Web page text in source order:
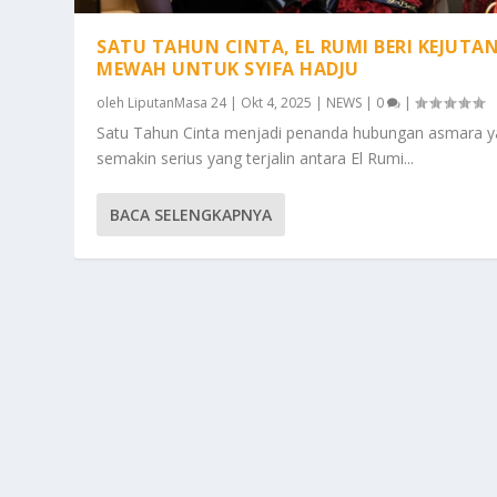
SATU TAHUN CINTA, EL RUMI BERI KEJUTAN
MEWAH UNTUK SYIFA HADJU
oleh LiputanMasa 24| Okt 4, 2025 NEWS 0 |
Satu Tahun Cinta menjadi penanda hubungan asmara
semakin serius yang terjalin antara El Rumi...
BACA SELENGKAPNYA